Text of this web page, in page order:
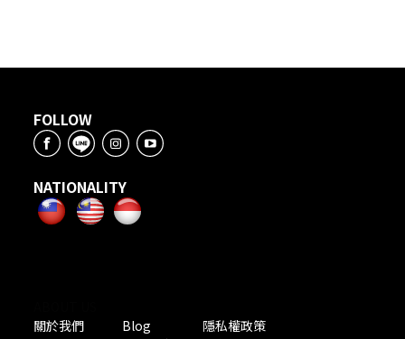
FOLLOW
NATIONALITY
關於我們
Blog
隱私權政策